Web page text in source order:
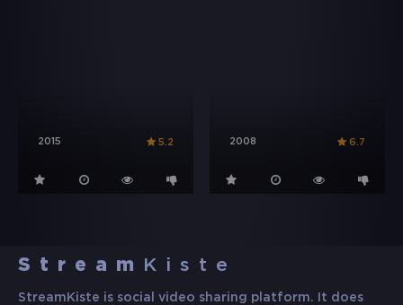
2015 5.2 2008 6.7
Stream Kiste
StreamKiste is social video sharing platform. It does